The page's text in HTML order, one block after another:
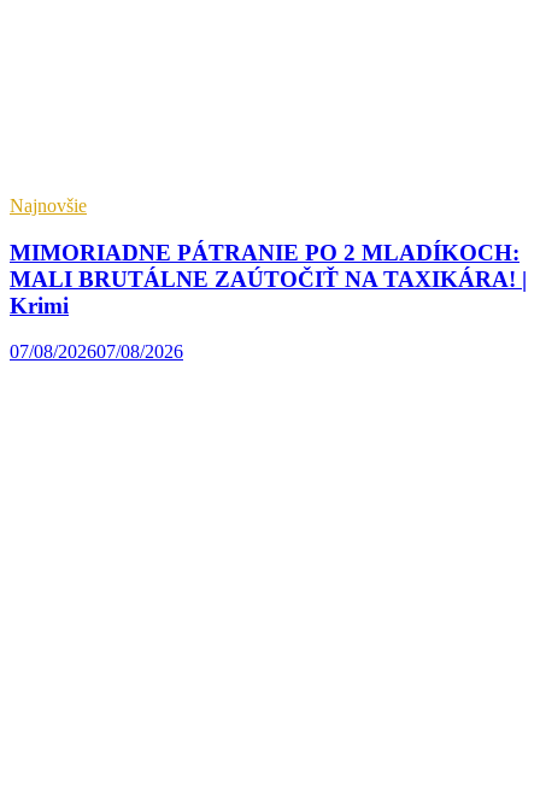
Najnovšie
MIMORIADNE PÁTRANIE PO 2 MLADÍKOCH:
MALI BRUTÁLNE ZAÚTOČIŤ NA TAXIKÁRA! |
Krimi
07/08/202607/08/2026